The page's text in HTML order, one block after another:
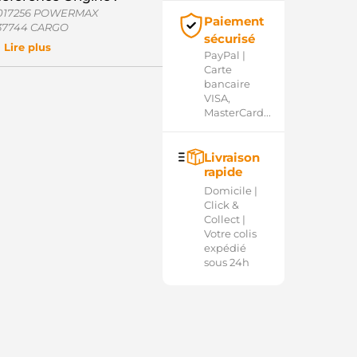
POWERMAX
CARGO
IKA
91803 WAI / TRANSPO
WOODAUTO
Lire plus
Paiement
sécurisé
PayPal |
Carte
bancaire
VISA,
MasterCard...
Livraison
rapide
Domicile |
Click &
Collect |
Votre colis
expédié
sous 24h